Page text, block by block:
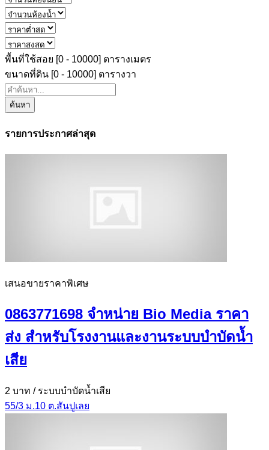
พื้นที่ใช้สอย [0 - 10000] ตารางเมตร
ขนาดที่ดิน [0 - 10000] ตารางวา
ค้นหา
รายการประกาศล่าสุด
เสนอขายราคาพิเศษ
0863771698 จำหน่าย Bio Media ราคา
ส่ง สำหรับโรงงานและงานระบบบำบัดน้ำ
เสีย
2 บาท / ระบบบำบัดน้ำเสีย
55/3 ม.10 ต.สันปูเลย